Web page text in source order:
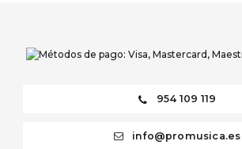
954 109 119
info@promusica.es